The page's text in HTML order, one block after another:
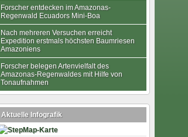
Forscher entdecken im Amazonas-
Regenwald Ecuadors Mini-Boa
Nach mehreren Versuchen erreicht
Expedition erstmals höchsten Baumriesen
Amazoniens
Forscher belegen Artenvielfalt des
Amazonas-Regenwaldes mit Hilfe von
Tonaufnahmen
Aktuelle Infografik